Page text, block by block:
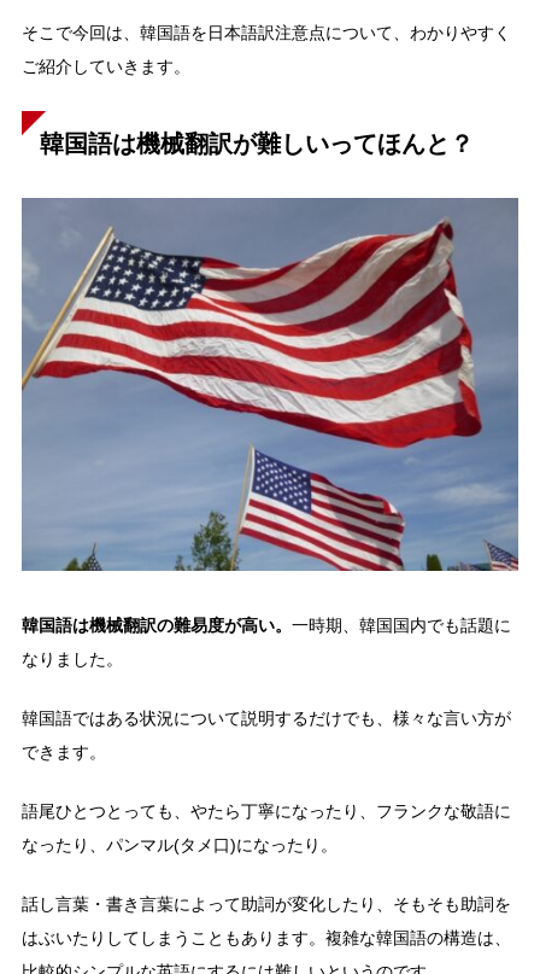
そこで今回は、韓国語を日本語訳注意点について、わかりやすく
ご紹介していきます。
韓国語は機械翻訳が難しいってほんと？
韓国語は機械翻訳の難易度が高い。 一時期、韓国国内でも話題に
なりました。
韓国語ではある状況について説明するだけでも、様々な言い方が
できます。
語尾ひとつとっても、やたら丁寧になったり、フランクな敬語に
なったり、パンマル(タメ口)になったり。
話し言葉・書き言葉によって助詞が変化したり、そもそも助詞を
はぶいたりしてしまうこともあります。複雑な韓国語の構造は、